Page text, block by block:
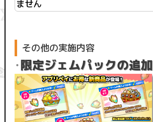
ません
その他の実施内容
・限定ジェムパックの追加